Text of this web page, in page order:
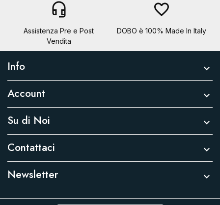
headset_mic
Assistenza Pre e Post
Vendita
favorite_border
DOBO è 100% Made In Italy
Info 
Account 
Su di Noi 
Contattaci 
Newsletter 